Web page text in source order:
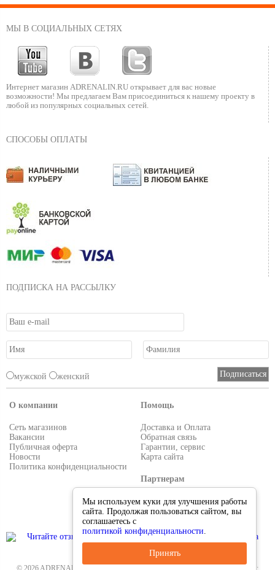
МЫ В СОЦИАЛЬНЫХ СЕТЯХ
Интернет магазин ADRENALIN.RU открывает для вас новые
возможности! Мы предлагаем Вам присоединиться к нашему проекту в
любой из популярных социальных сетей.
СПОСОБЫ ОПЛАТЫ
ПОДПИСКА НА РАССЫЛКУ
мужской женский
О компании
Сеть магазинов
Вакансии
Публичная оферта
Новости
Политика конфиденциальности
Помощь
Доставка и Оплата
Обратная связь
Гарантии, сервис
Карта сайта
Партнерам
Условия работы
Реквизиты
Мы используем куки для улучшения работы
сайта. Продолжая пользоваться сайтом, вы
соглашаетесь с
политикой конфиденциальности.
Принять